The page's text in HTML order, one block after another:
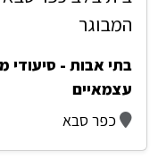
המבוגר
בתי אבות - סיעודי
עצמאיים
כפר סבא